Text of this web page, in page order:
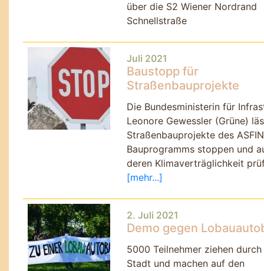
über die S2 Wiener Nordrand
Schnellstraße
Juli 2021
Baustopp für
Straßenbauprojekte
Die Bundesministerin für
Leonore Gewessler (Grüne)
Straßenbauprojekte des
Bauprogramms stoppen und
deren Klimaverträglichkeit
[mehr...]
2. Juli 2021
Demo gegen
5000 Teilnehmer ziehen
Stadt und machen auf den